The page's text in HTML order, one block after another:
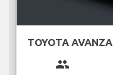
TOYOTA AVANZA
group